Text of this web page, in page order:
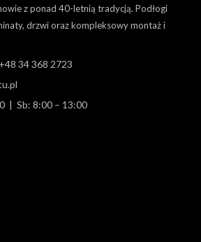
z ponad 40-letnią tradycją. Podłogi
drzwi oraz kompleksowy montaż i
34 368 2723
| Sb: 8:00 – 13:00